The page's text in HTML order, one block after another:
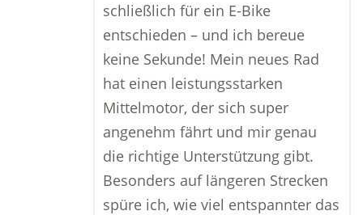
schließlich für ein E-Bike
entschieden – und ich bereue
keine Sekunde! Mein neues Rad
hat einen leistungsstarken
Mittelmotor, der sich super
angenehm fährt und mir genau
die richtige Unterstützung gibt.
Besonders auf längeren Strecken
spüre ich, wie viel entspannter das